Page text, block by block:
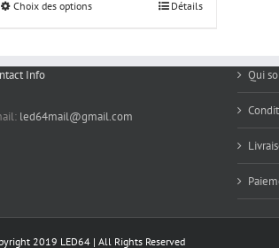
à
Choix des options Détails
Info
led64mail@gmail.com
Qui
2019 LED64 | All Rights Reserved